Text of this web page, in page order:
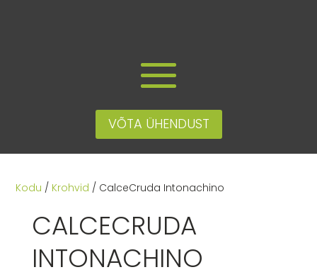
VÕTA ÜHENDUST
Kodu / Krohvid / CalceCruda Intonachino
CALCECRUDA
INTONACHINO